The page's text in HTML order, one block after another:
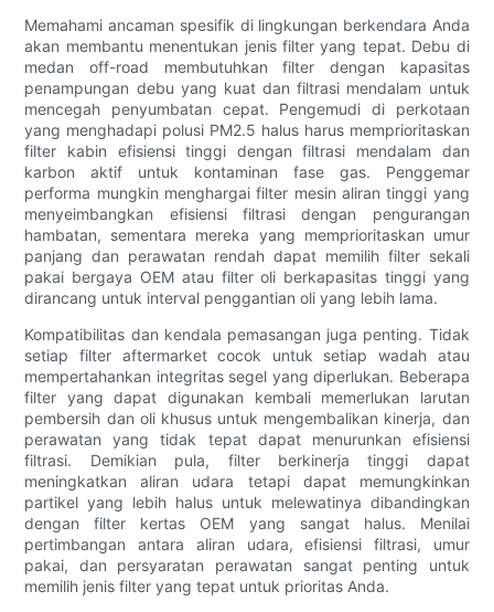
Memahami ancaman spesifik di lingkungan berkendara Anda
akan membantu menentukan jenis filter yang tepat. Debu di
medan off-road membutuhkan filter dengan kapasitas
penampungan debu yang kuat dan filtrasi mendalam untuk
mencegah penyumbatan cepat. Pengemudi di perkotaan
yang menghadapi polusi PM2.5 halus harus memprioritaskan
filter kabin efisiensi tinggi dengan filtrasi mendalam dan
karbon aktif untuk kontaminan fase gas. Penggemar
performa mungkin menghargai filter mesin aliran tinggi yang
menyeimbangkan efisiensi filtrasi dengan pengurangan
hambatan, sementara mereka yang memprioritaskan umur
panjang dan perawatan rendah dapat memilih filter sekali
pakai bergaya OEM atau filter oli berkapasitas tinggi yang
dirancang untuk interval penggantian oli yang lebih lama.
Kompatibilitas dan kendala pemasangan juga penting. Tidak
setiap filter aftermarket cocok untuk setiap wadah atau
mempertahankan integritas segel yang diperlukan. Beberapa
filter yang dapat digunakan kembali memerlukan larutan
pembersih dan oli khusus untuk mengembalikan kinerja, dan
perawatan yang tidak tepat dapat menurunkan efisiensi
filtrasi. Demikian pula, filter berkinerja tinggi dapat
meningkatkan aliran udara tetapi dapat memungkinkan
partikel yang lebih halus untuk melewatinya dibandingkan
dengan filter kertas OEM yang sangat halus. Menilai
pertimbangan antara aliran udara, efisiensi filtrasi, umur
pakai, dan persyaratan perawatan sangat penting untuk
memilih jenis filter yang tepat untuk prioritas Anda.